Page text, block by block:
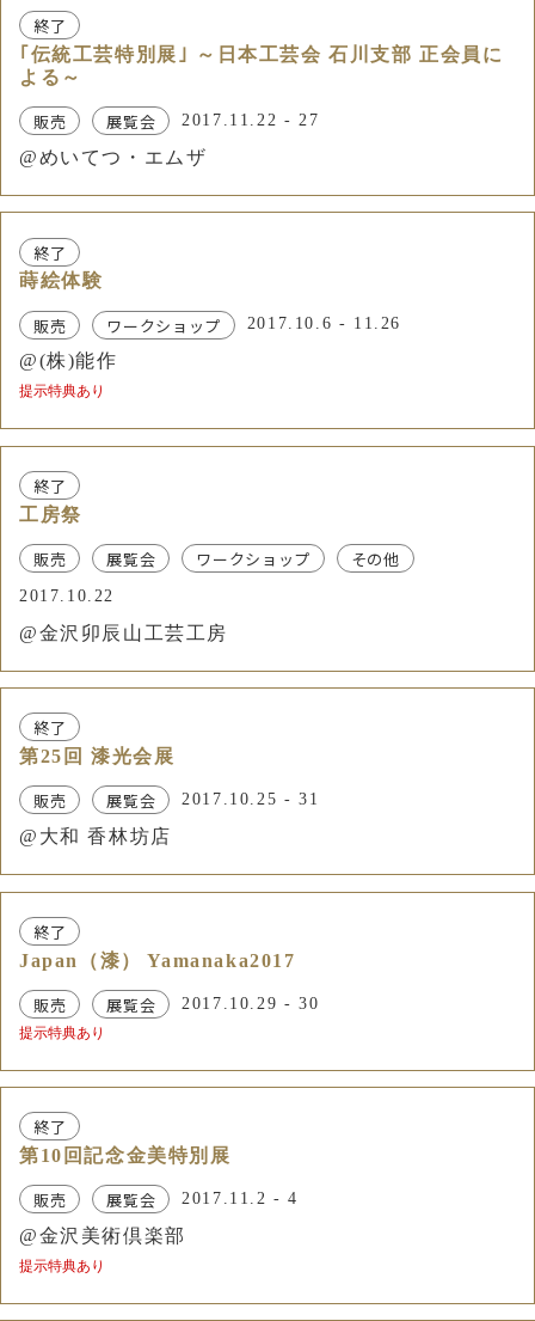
終了
｢伝統工芸特別展｣ ～日本工芸会 石川支部 正会員に
よる～
販売 展覧会 2017.11.22 - 27
@めいてつ・エムザ
終了
蒔絵体験
販売 ワークショップ 2017.10.6 - 11.26
@(株)能作
提示特典あり
終了
工房祭
販売 展覧会 ワークショップ その他
2017.10.22
@金沢卯辰山工芸工房
終了
第25回 漆光会展
販売 展覧会 2017.10.25 - 31
@大和 香林坊店
終了
Japan（漆） Yamanaka2017
販売 展覧会 2017.10.29 - 30
提示特典あり
終了
第10回記念金美特別展
販売 展覧会 2017.11.2 - 4
@金沢美術倶楽部
提示特典あり